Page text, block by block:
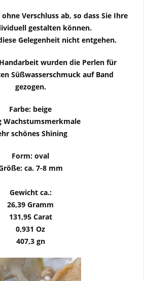
Verschluss ab, so dass Sie Ihre
gestalten können.
Gelegenheit nicht entgehen.
wurden die Perlen für
Süßwasserschmuck auf Band
gezogen.
Farbe: beige
Wachstumsmerkmale
schönes Shining
Form: oval
ca. 7-8 mm
Gewicht ca.:
26,39 Gramm
131,95 Carat
0,931 Oz
407,3 gn